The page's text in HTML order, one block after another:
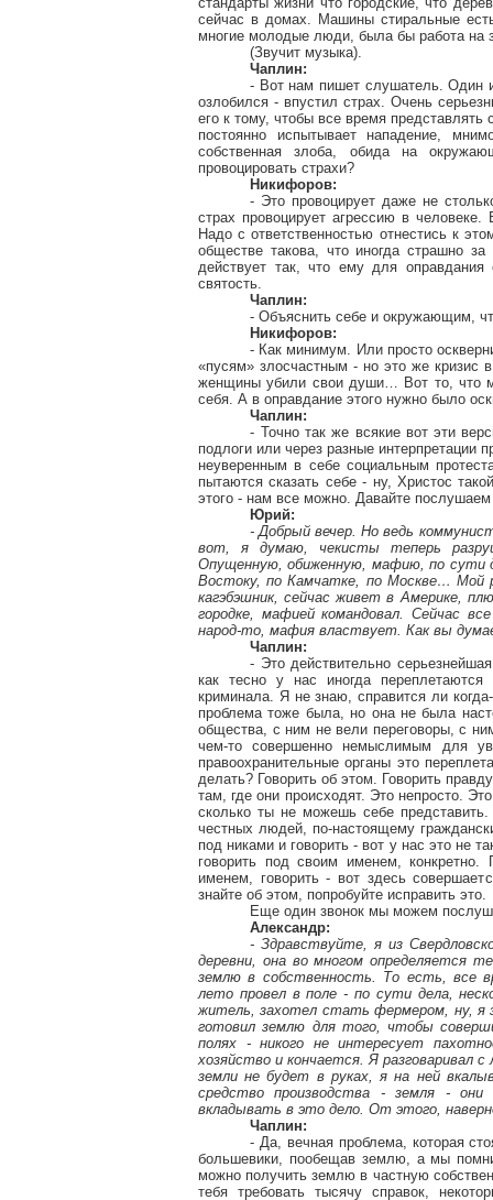
сейчас в домах. Машины стиральные
многие молодые люди, была бы работа на
(Звучит музыка).
Чаплин:
- Вот нам пишет слушатель. Один
озлобился - впустил страх. Очень
его к тому, чтобы все время представлять
постоянно испытывает нападение,
собственная злоба, обида на
провоцировать страхи?
Никифоров:
- Это провоцирует даже не
страх провоцирует агрессию в
Надо с ответственностью отнестись к
обществе такова, что иногда страшно
действует так, что ему для оправдания
святость.
Чаплин:
- Объяснить себе и окружающим,
Никифоров:
- Как минимум. Или просто
«пусям» злосчастным - но это же кризис
женщины убили свои души… Вот то, что
себя. А в оправдание этого нужно было
Чаплин:
- Точно так же всякие вот эти
подлоги или через разные интерпретации
неуверенным в себе социальным
пытаются сказать себе - ну, Христос
этого - нам все можно. Давайте
Юрий:
- Добрый вечер. Но ведь
вот, я думаю, чекисты теперь
Опущенную, обиженную, мафию, по сути
Востоку, по Камчатке, по Москве… Мой
кагэбэшник, сейчас живет в Америке,
городке, мафией командовал. Сейчас
народ-то, мафия властвует. Как вы
Чаплин:
- Это действительно
как тесно у нас иногда
криминала. Я не знаю, справится ли
проблема тоже была, но она не была
общества, с ним не вели переговоры, с
чем-то совершенно немыслимым для
правоохранительные органы это
делать? Говорить об этом. Говорить
там, где они происходят. Это непросто.
сколько ты не можешь себе
честных людей, по-настоящему
под никами и говорить - вот у нас это не
говорить под своим именем,
именем, говорить - вот здесь
знайте об этом, попробуйте исправить это.
Еще один звонок мы можем
Александр:
- Здравствуйте, я из
деревни, она во многом определяется
землю в собственность. То есть, все
лето провел в поле - по сути дела,
житель, захотел стать фермером, ну, я
готовил землю для того, чтобы
полях - никого не интересует
хозяйство и кончается. Я разговаривал
земли не будет в руках, я на ней
средство производства - земля -
вкладывать в это дело. От этого,
Чаплин:
- Да, вечная проблема, которая
большевики, пообещав землю, а мы
можно получить землю в частную
тебя требовать тысячу справок,